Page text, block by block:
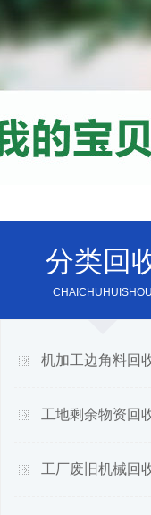
分类回
CHAICHUHUISHOU
机加工边角料回
工地剩余物资回
工厂废旧机械回